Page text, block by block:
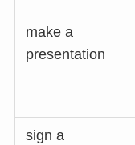
make a
presentation
sign a